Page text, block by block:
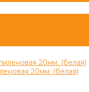
20мм. (белая)